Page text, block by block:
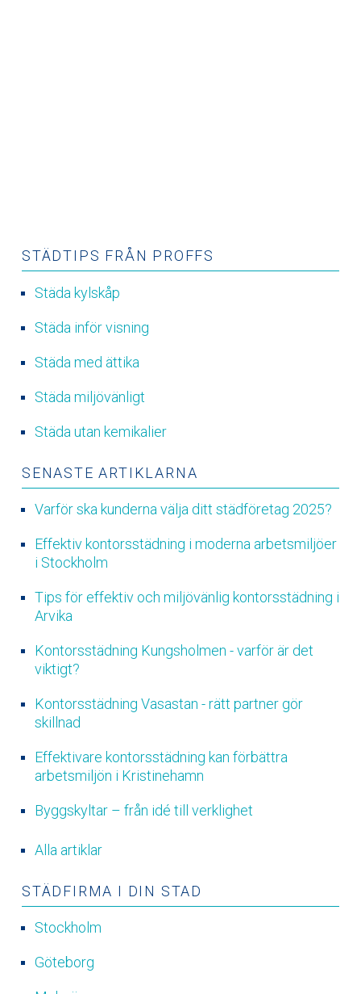
STÄDTIPS FRÅN PROFFS
Städa kylskåp
Städa inför visning
Städa med ättika
Städa miljövänligt
Städa utan kemikalier
SENASTE ARTIKLARNA
Varför ska kunderna välja ditt städföretag 2025?
Effektiv kontorsstädning i moderna arbetsmiljöer
i Stockholm
Tips för effektiv och miljövänlig kontorsstädning i
Arvika
Kontorsstädning Kungsholmen - varför är det
viktigt?
Kontorsstädning Vasastan - rätt partner gör
skillnad
Effektivare kontorsstädning kan förbättra
arbetsmiljön i Kristinehamn
Byggskyltar – från idé till verklighet
Alla artiklar
STÄDFIRMA I DIN STAD
Stockholm
Göteborg